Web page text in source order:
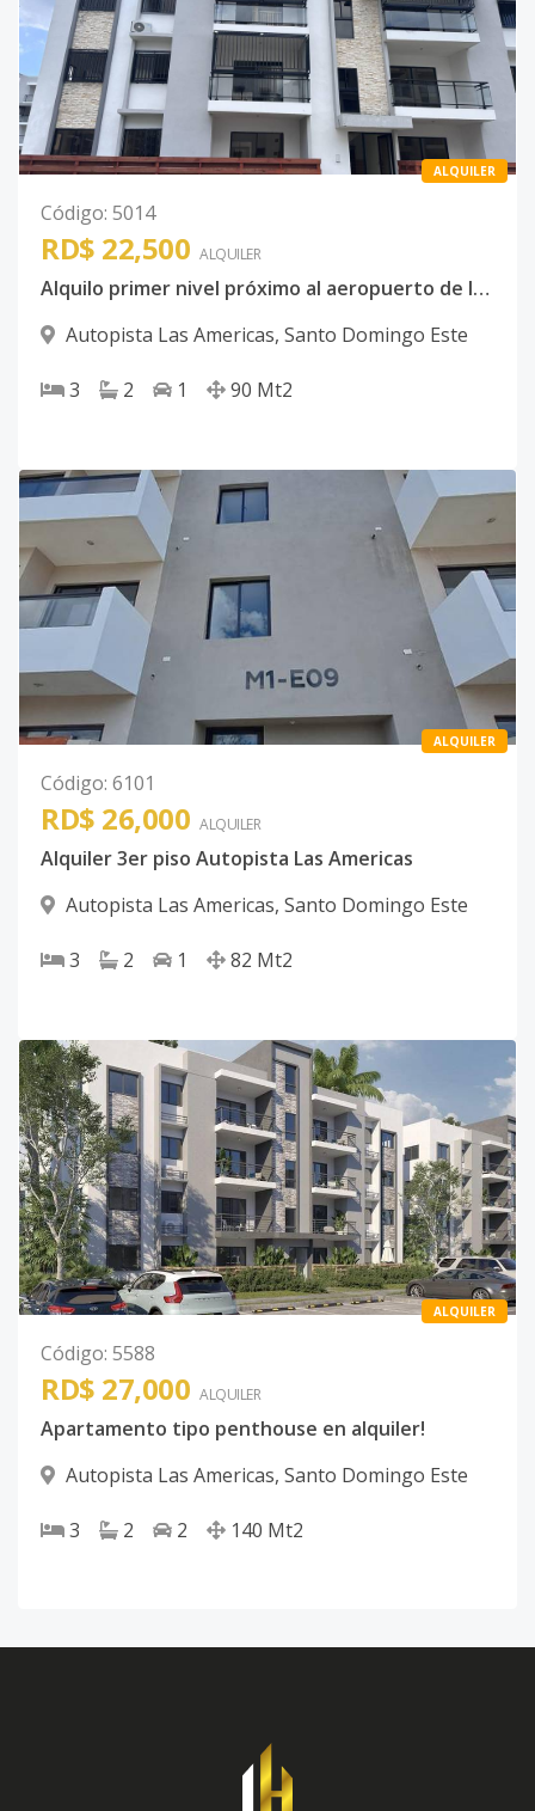
ALQUILER
Código: 5014
RD$ 22,500 ALQUILER
Alquilo primer nivel próximo al aeropuerto de las Americas
Autopista Las Americas, Santo Domingo Este
3 2 1 90 Mt2
ALQUILER
Código: 6101
RD$ 26,000 ALQUILER
Alquiler 3er piso Autopista Las Americas
Autopista Las Americas, Santo Domingo Este
3 2 1 82 Mt2
ALQUILER
Código: 5588
RD$ 27,000 ALQUILER
Apartamento tipo penthouse en alquiler!
Autopista Las Americas, Santo Domingo Este
3 2 2 140 Mt2